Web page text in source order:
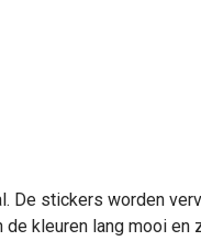
De stickers worden
de kleuren lang mooi